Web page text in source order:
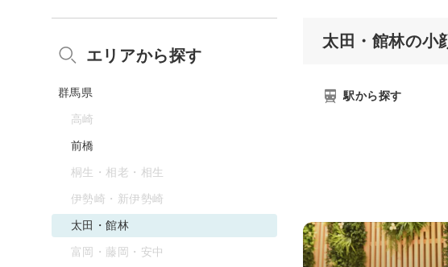
太田・館林の小
駅から探す
エリアから探す
群馬県
高崎
前橋
桐生・相老・相生
伊勢崎・新伊勢崎
太田・館林
富岡・藤岡・安中